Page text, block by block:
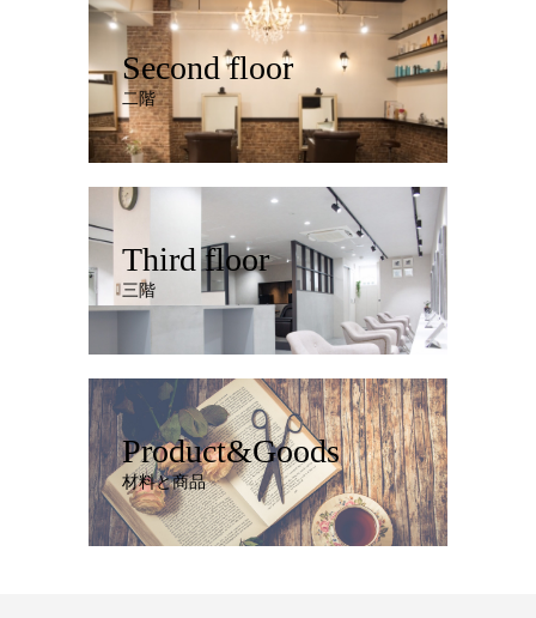
Second floor
二階
Third floor
三階
Product&Goods
材料と商品